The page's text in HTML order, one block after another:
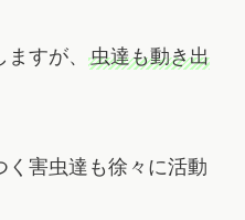
すが、 虫達も動き出
く害虫達も徐々に活動